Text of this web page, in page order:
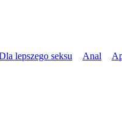
lepszego seksu Anal